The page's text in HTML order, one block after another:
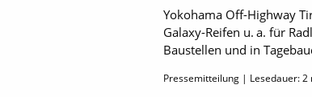
Yokohama Off-Highway
Galaxy-Reifen u. a. für
Baustellen und in
Pressemitteilung | Lesedauer:2